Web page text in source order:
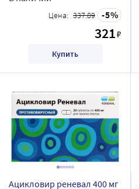
Цена: 337.89 5
321₽
Купить
Ацикловир реневал 400 мг